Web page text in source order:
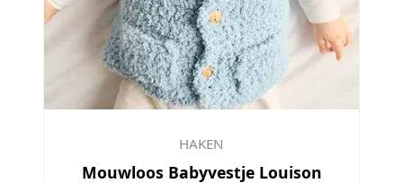
HAKEN
Mouwloos Babyvestje Louison